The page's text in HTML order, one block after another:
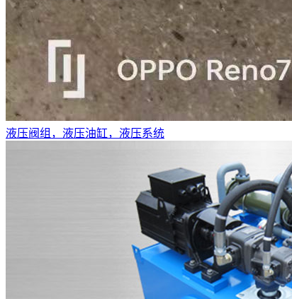
液压阀组，液压油缸，液压系统